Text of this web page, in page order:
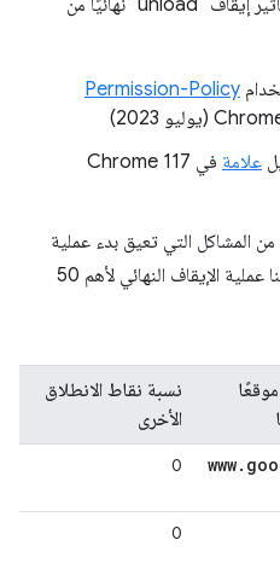
بدأنا أيضًا في تقديم طرق لاختبار تأثير إيقاف `unload` نهائيًا من
Permission-Policy
علامة
في Chrome 117
العديد من المشاكل التي تعيق بدء عملية
الطرح، وعلى مدار عام 2025، طرحنا عملية الإيقاف النهائي لأهم 50
أهم 50 موقعًا
نسبة نقاط الانطلاق
الأخرى
www.
0
0